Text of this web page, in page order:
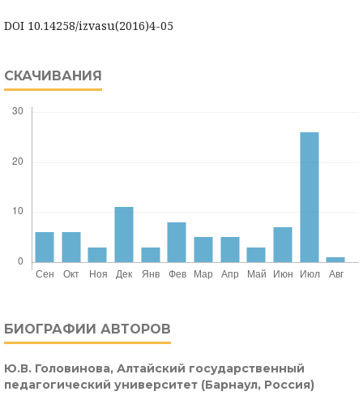
DOI 10.14258/izvasu(2016)4-05
СКАЧИВАНИЯ
БИОГРАФИИ АВТОРОВ
Ю.В. Головинова, Алтайский государственный
педагогический университет (Барнаул, Россия)